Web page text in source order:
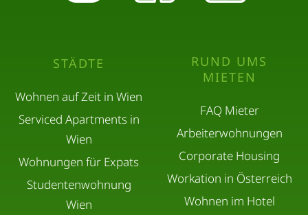
STÄDTE
Wohnen auf Zeit in Wien
Serviced Apartments in
Wien
Wohnungen für Expats
Studentenwohnung
Wien
RUND UMS
MIETEN
FAQ Mieter
Arbeiterwohnungen
Corporate Housing
Workation in Österreich
Wohnen im Hotel